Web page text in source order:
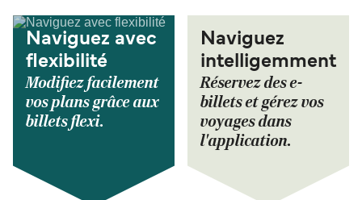
Naviguez avec
flexibilité
Modifiez facilement
vos plans grâce aux
billets flexi.
Naviguez
intelligemment
Réservez des e-
billets et gérez vos
voyages dans
l'application.